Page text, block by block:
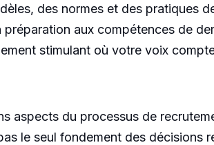
des normes et des pratiques
aux compétences de
stimulant où votre voix
aspects du processus de
le seul fondement des décisions